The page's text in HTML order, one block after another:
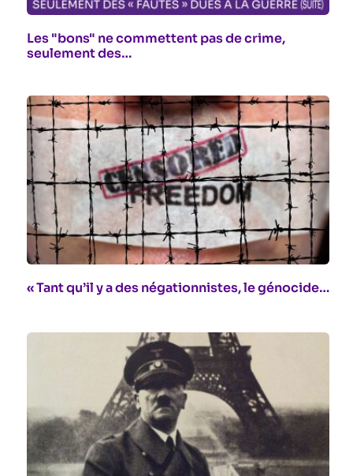
Les "bons" ne commettent pas de crime,
seulement des…
« Tant qu’il y a des négationnistes, le génocide…